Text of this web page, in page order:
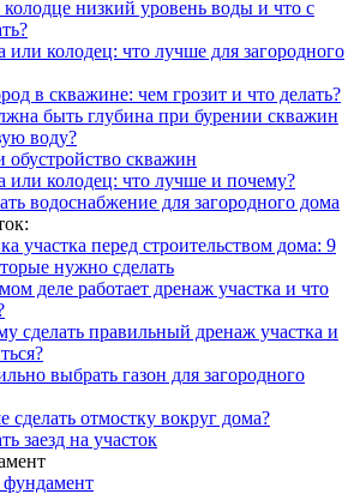
низкий уровень воды и что с
колодец: что лучше для загородного
в скважине: чем грозит и что делать?
быть глубина при бурении скважин
воду?
обустройство скважин
или колодец: что лучше и почему?
водоснабжение для загородного дома
участка перед строительством дома: 9
нужно сделать
деле работает дренаж участка и что
сделать правильный дренаж участка и
выбрать газон для загородного
сделать отмостку вокруг дома?
заезд на участок